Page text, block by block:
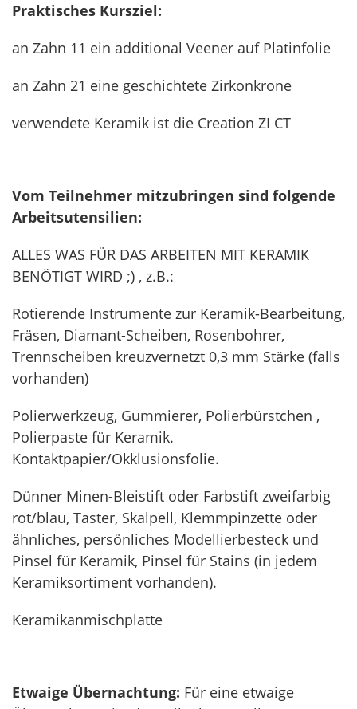
Praktisches Kursziel:
an Zahn 11 ein additional Veener auf Platinfolie
an Zahn 21 eine geschichtete Zirkonkrone
verwendete Keramik ist die Creation ZI CT
Vom Teilnehmer mitzubringen sind folgende
Arbeitsutensilien:
ALLES WAS FÜR DAS ARBEITEN MIT KERAMIK
BENÖTIGT WIRD ;) , z.B.:
Rotierende Instrumente zur Keramik-Bearbeitung,
Fräsen, Diamant-Scheiben, Rosenbohrer,
Trennscheiben kreuzvernetzt 0,3 mm Stärke (falls
vorhanden)
Polierwerkzeug, Gummierer, Polierbürstchen ,
Polierpaste für Keramik.
Kontaktpapier/Okklusionsfolie.
Dünner Minen-Bleistift oder Farbstift zweifarbig
rot/blau, Taster, Skalpell, Klemmpinzette oder
ähnliches, persönliches Modellierbesteck und
Pinsel für Keramik, Pinsel für Stains (in jedem
Keramiksortiment vorhanden).
Keramikanmischplatte
Etwaige Übernachtung: Für eine etwaige